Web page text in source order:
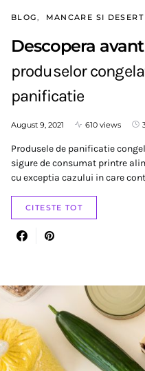
BLOG MANCARE SI DESERT
Descopera
produselor
panificatie
August 9, 2021 610 views
Produsele de panificatie
sigure de consumat printre
cu exceptia cazului in care
CITESTE TOT